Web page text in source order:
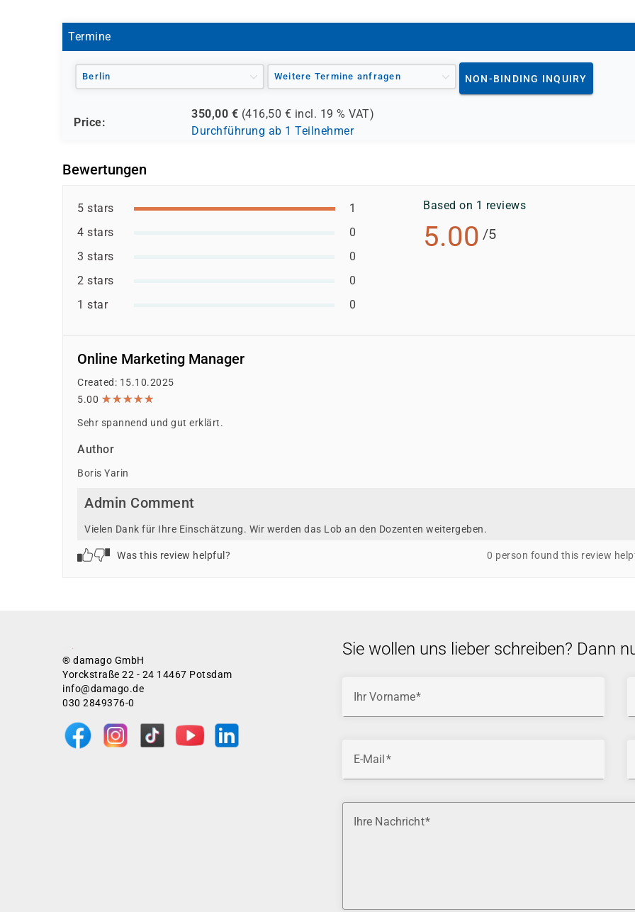
Termine
Berlin Weitere Termine anfragen NON-BINDING INQUIRY
Price:
350,00 € (416,50 € incl. 19 % VAT)
Durchführung ab 1 Teilnehmer
Bewertungen
5 stars
1
4 stars
0
3 stars
0
2 stars
0
1 star
0
Based on 1 reviews
5.00 /5
Online Marketing Manager
Created: 15.10.2025
5.00 ★★★★★
★★★★★
Sehr spannend und gut erklärt.
Author
Boris Yarin
Admin Comment
Vielen Dank für Ihre Einschätzung. Wir werden das Lob an den Dozenten weitergeben.
Was this review helpful? 0 person found this review
® damago GmbH
Yorckstraße 22 - 24 14467 Potsdam
info@damago.de
030 2849376-0
Sie wollen uns lieber schreiben? Dann
Ihr Vorname
E-Mail
Ihre Nachricht